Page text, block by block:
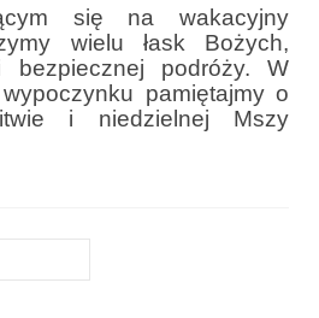
chorych
29.03.2026
się na wakacyjny
wielu łask Bożych,
bezpiecznej podróży. W
pamiętajmy o
i niedzielnej Mszy